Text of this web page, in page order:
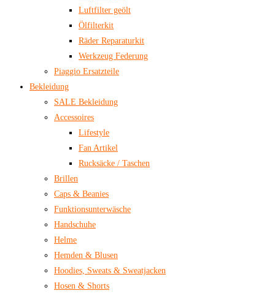
Luftfilter geölt
Ölfilterkit
Räder Reparaturkit
Werkzeug Federung
Piaggio Ersatzteile
Bekleidung
SALE Bekleidung
Accessoires
Lifestyle
Fan Artikel
Rucksäcke / Taschen
Brillen
Caps & Beanies
Funktionsunterwäsche
Handschuhe
Helme
Hemden & Blusen
Hoodies, Sweats & Sweatjacken
Hosen & Shorts